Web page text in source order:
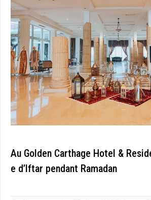
Au Golden Carthage Hotel &
e d’Iftar pendant Ramadan